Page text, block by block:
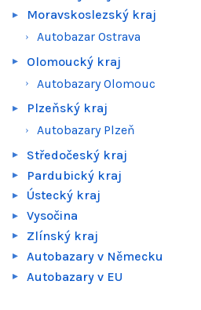
Moravskoslezský kraj
Autobazar Ostrava
Olomoucký kraj
Autobazary Olomouc
Plzeňský kraj
Autobazary Plzeň
Středočeský kraj
Pardubický kraj
Ústecký kraj
Vysočina
Zlínský kraj
Autobazary v Německu
Autobazary v EU